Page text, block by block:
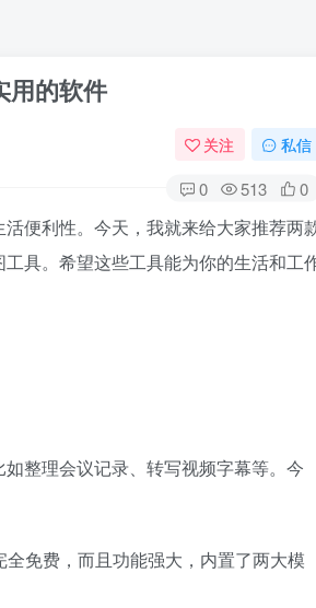
用的软件
关注 私信
0 513 0
便利性。今天，我就来给大家推荐两
具。希望这些工具能为你的生活和工
整理会议记录、转写视频字幕等。今
免费，而且功能强大，内置了两大模